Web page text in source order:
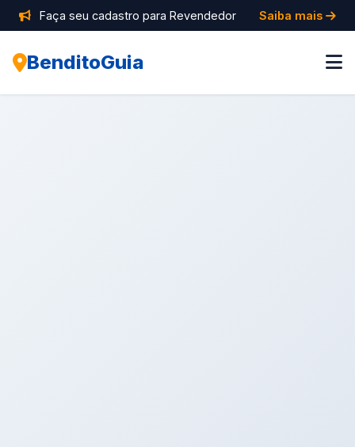
Faça seu cadastro para Revendedor Saiba mais
BenditoGuia